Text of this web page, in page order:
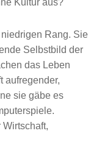
Kultur aus?
Rang. Sie
Selbstbild der
das Leben
aufregender,
sie gäbe es